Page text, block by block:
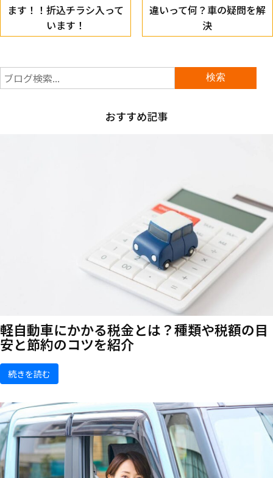
ます！！折込チラシ入って
います！
違いって何？車の疑問を解
決
おすすめ記事
軽自動車にかかる税金とは？種類や税額の目
安と節約のコツを紹介
続きを読む